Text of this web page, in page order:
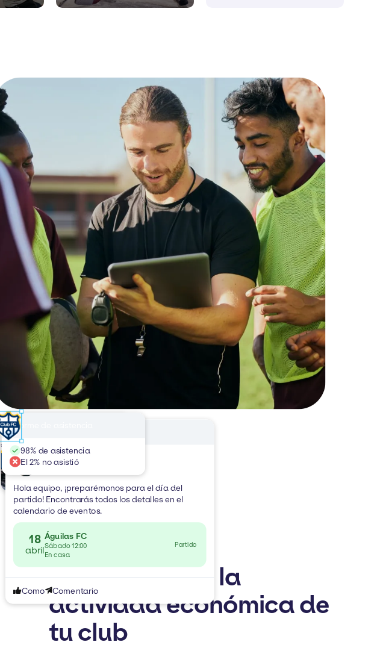
Creador de sitios web
tuclub.com
InicioEquiposNoticiasAcerca de
Bienvenido a
Club FC
Comunicación
John Everson
Hola equipo, ¡preparémonos para el día del
partido! Encontrarás todos los detalles en el
calendario de eventos.
18
abril
Águilas FC
Sábado 12:00
En casa
Partido
Como Comentario
Informe de asistencia
98% de asistencia
El 2% no asistió
Controla toda la
actividad económica de
tu club